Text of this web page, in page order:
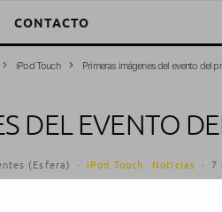
CONTACTO
iPod Touch Primeras imágenes del evento del
DEL EVENTO
(Esfera) · iPod Touch Noticias · 7